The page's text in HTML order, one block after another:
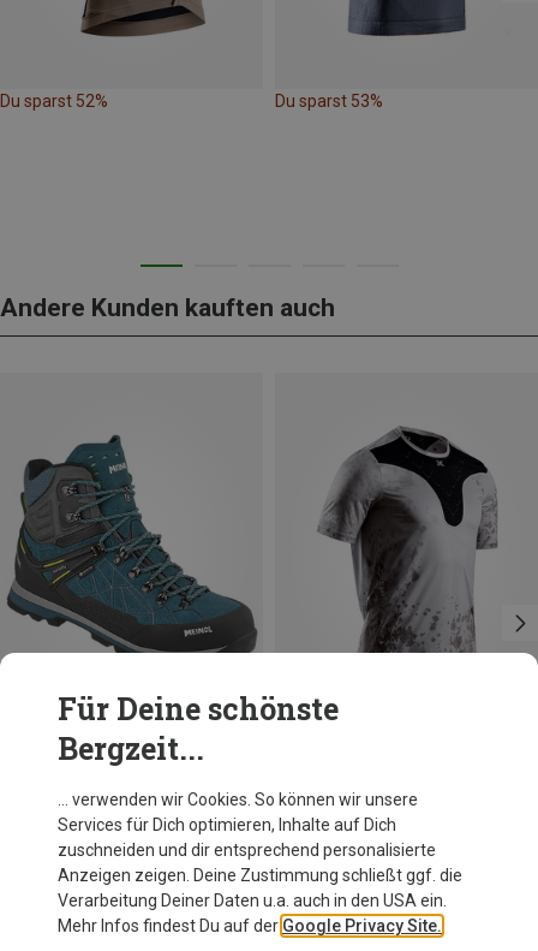
Du sparst 52% Du sparst 53%
Andere Kunden kauften auch
Du sparst 22%
Für Deine schönste
Bergzeit...
… verwenden wir Cookies. So können wir unsere
Services für Dich optimieren, Inhalte auf Dich
zuschneiden und dir entsprechend personalisierte
Anzeigen zeigen. Deine Zustimmung schließt ggf. die
Verarbeitung Deiner Daten u.a. auch in den USA ein.
Mehr Infos findest Du auf der Google Privacy Site.